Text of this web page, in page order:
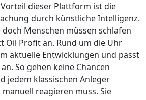
dieser Plattform ist die
durch künstliche Intelligenz.
Menschen müssen schlafen
Oil Profit an. Rund um die Uhr
aktuelle Entwicklungen und passt
So gehen keine Chancen
jedem klassischen Anleger
reagieren muss. Sie